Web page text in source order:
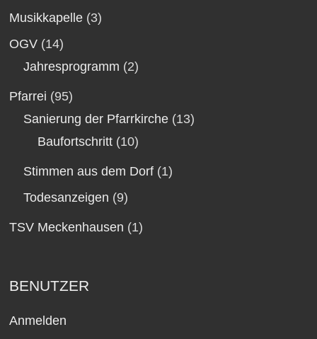
Musikkapelle (3)
OGV (14)
Jahresprogramm (2)
Pfarrei (95)
Sanierung der Pfarrkirche (13)
Baufortschritt (10)
Stimmen aus dem Dorf (1)
Todesanzeigen (9)
TSV Meckenhausen (1)
BENUTZER
Anmelden